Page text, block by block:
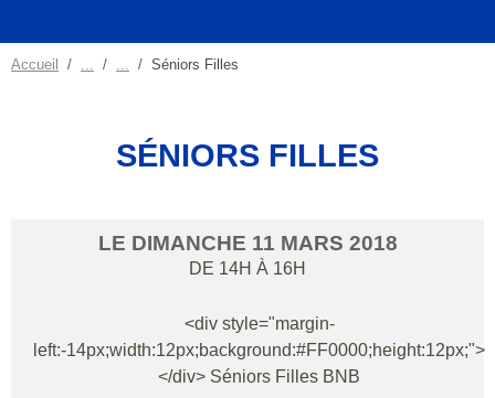
Accueil Séniors Filles
SÉNIORS FILLES
LE DIMANCHE 11 MARS 2018
DE 14H À 16H
<div style="margin-
left:-14px;width:12px;background:#FF0000;height:12px;">
</div> Séniors Filles BNB